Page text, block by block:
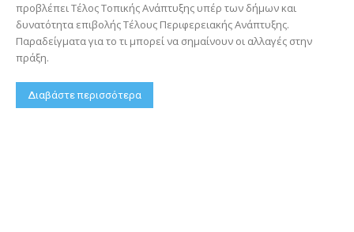
προβλέπει Τέλος Τοπικής Ανάπτυξης υπέρ των δήμων και
δυνατότητα επιβολής Τέλους Περιφερειακής Ανάπτυξης.
Παραδείγματα για το τι μπορεί να σημαίνουν οι αλλαγές στην
πράξη.
Διαβάστε περισσότερα